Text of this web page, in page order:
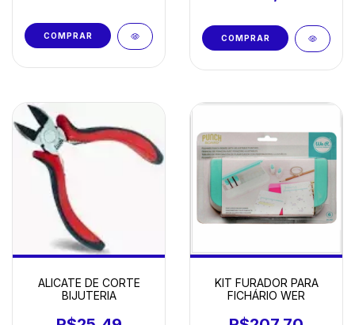
ALICATE DE CORTE
BIJUTERIA
KIT FURADOR PARA
FICHÁRIO WER